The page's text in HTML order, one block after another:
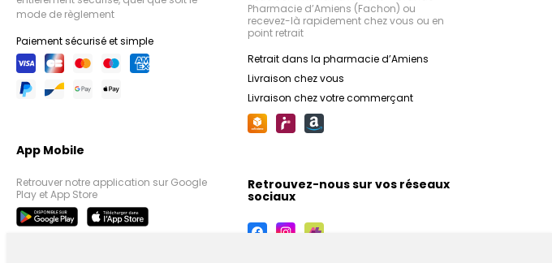
mode de règlement
Paiement sécurisé et simple
App Mobile
Retrouver notre application sur Google
Play et App Store
Pharmacie d’Amiens (Fachon) ou
recevez-là rapidement chez vous ou en
point retrait
Retrait dans la pharmacie d’Amiens
Livraison chez vous
Livraison chez votre commerçant
Retrouvez-nous sur vos réseaux
sociaux